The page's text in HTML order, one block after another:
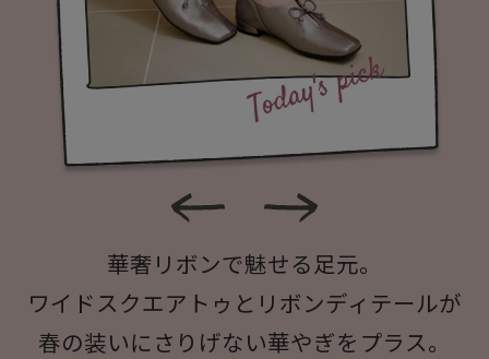
華奢リボンで魅せる足元。
ワイドスクエアトゥとリボンディテールが
春の装いにさりげない華やぎをプラス。